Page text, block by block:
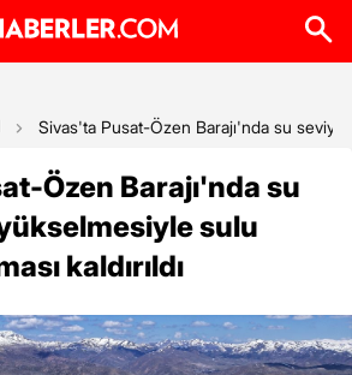
Sivas'ta Pusat-Özen Barajı'nda su
Özen Barajı'nda su
sulu
kaldırıldı